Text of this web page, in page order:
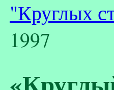
"Круглых
1997